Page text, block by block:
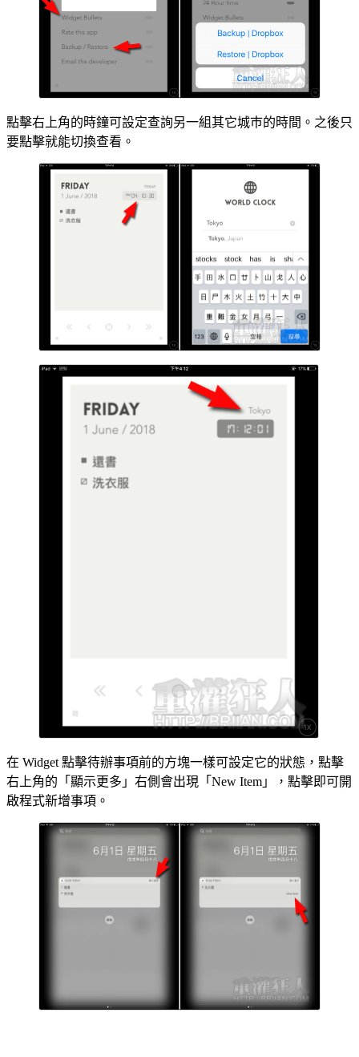
點擊右上角的時鐘可設定查詢另一組其它城巿的時間。之後只
要點擊就能切換查看。
在 Widget 點擊待辦事項前的方塊一樣可設定它的狀態，點擊
右上角的「顯示更多」右側會出現「New Item」，點擊即可開
啟程式新增事項。